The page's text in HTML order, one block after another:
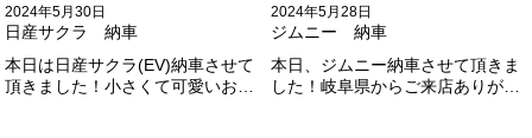
2024年5月30日
日産サクラ 納車
本日は日産サクラ(EV)納車させて
頂きました！小さくて可愛いお車
2024年5月28日
ジムニー 納車
本日、ジムニー納車させて頂きま
した！岐阜県からご来店ありがと